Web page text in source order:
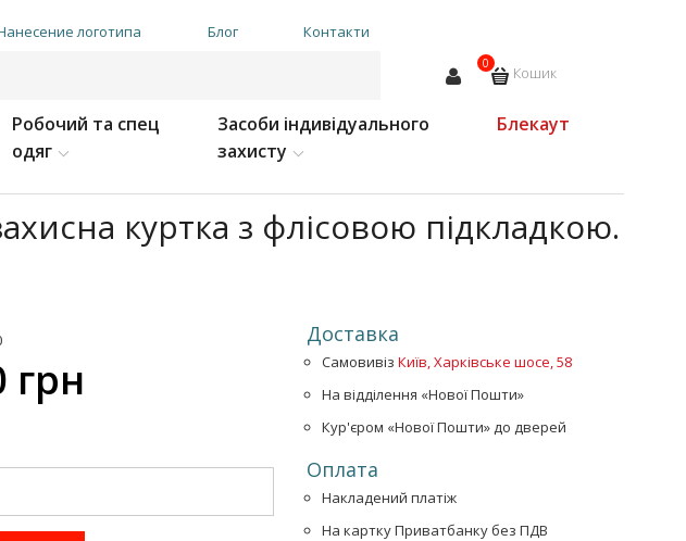
логотипа Блог Контакти
0 Кошик
Робочий та спец
одяг
Засоби індивідуального
захисту
Блекаут
куртка з флісовою підкладкою.
грн
Доставка
Самовивіз Київ, Харківське шосе, 58
На відділення «Нової Пошти»
Кур'єром «Нової Пошти» до дверей
Оплата
Накладений платіж
На картку Приватбанку без ПДВ